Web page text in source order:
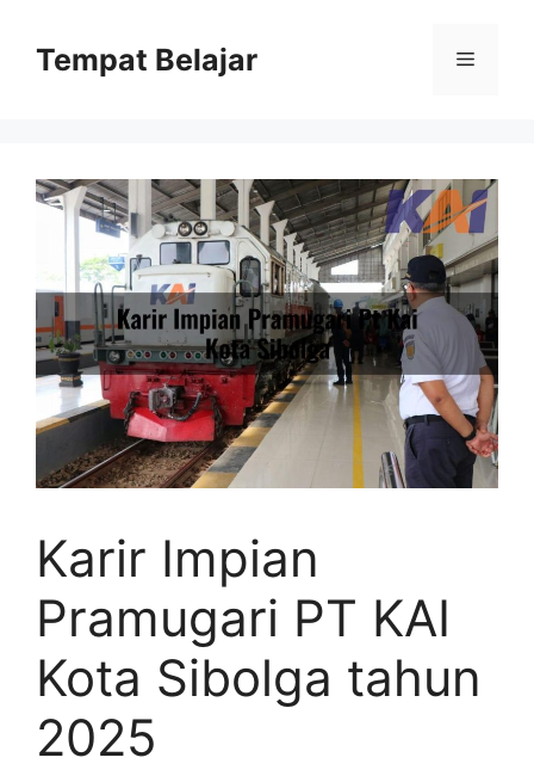
contentTempat Belajar Menu
Karir Impian
Pramugari PT KAI
Kota Sibolga tahun
2025